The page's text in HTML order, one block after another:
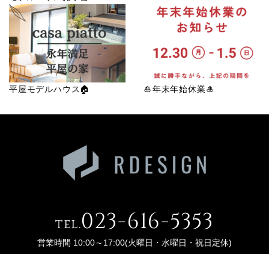
平屋モデルハウス🏠 🎍年末年始休業🎍
tel.023-616-5353
営業時間 10:00～17:00(火曜日・水曜日・祝日定休)